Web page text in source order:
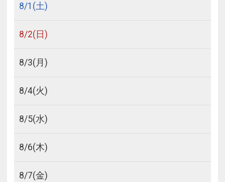
8/1 (土)
8/2(日)
8/3(月)
8/4(火)
8/5(水)
8/6(木)
8/7(金)